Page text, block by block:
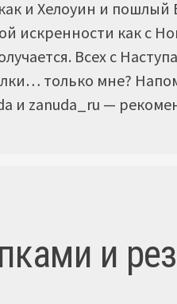
и Хелоуин и
искренности как с
Всех с
только мне?
и zanuda_ru —
и